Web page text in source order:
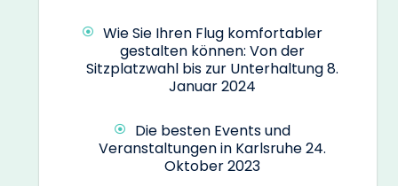
Wie Sie Ihren Flug komfortabler
gestalten können: Von der
Sitzplatzwahl bis zur Unterhaltung8.
Januar 2024
Die besten Events und
Veranstaltungen in Karlsruhe24.
Oktober 2023